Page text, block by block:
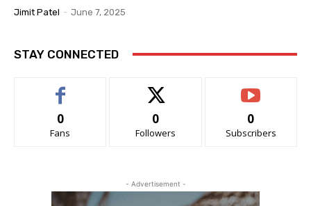
Jimit Patel - June 7, 2025
STAY CONNECTED
0
Fans
0
Followers
0
Subscribers
- Advertisement -